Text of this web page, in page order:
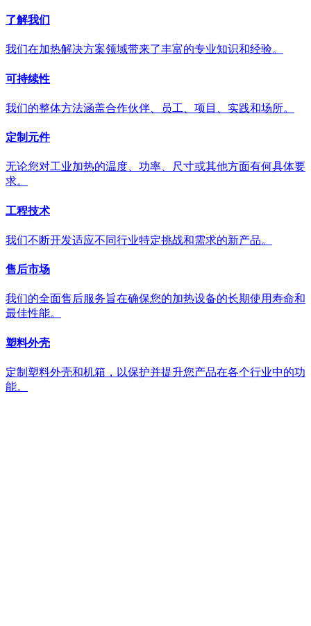
了解我们
我们在加热解决方案领域带来了丰富的专业知识和经验。
可持续性
我们的整体方法涵盖合作伙伴、员工、项目、实践和场所。
定制元件
无论您对工业加热的温度、功率、尺寸或其他方面有何具体要
求。
工程技术
我们不断开发适应不同行业特定挑战和需求的新产品。
售后市场
我们的全面售后服务旨在确保您的加热设备的长期使用寿命和
最佳性能。
塑料外壳
定制塑料外壳和机箱，以保护并提升您产品在各个行业中的功
能。